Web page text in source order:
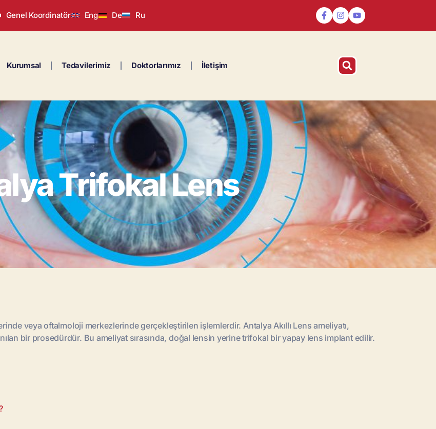
Genel Koordinatör Eng De Ru
Kurumsal Tedavilerimiz Doktorlarımız İletişim
Trifokal Lens
veya oftalmoloji merkezlerinde gerçekleştirilen işlemlerdir. Antalya Akıllı Lens ameliyatı,
bir prosedürdür. Bu ameliyat sırasında, doğal lensin yerine trifokal bir yapay lens implant edilir.